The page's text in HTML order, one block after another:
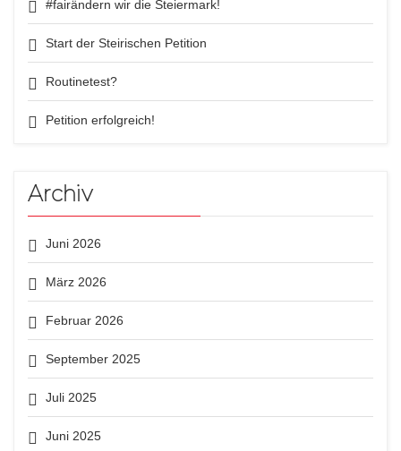
#fairändern wir die Steiermark!
Start der Steirischen Petition
Routinetest?
Petition erfolgreich!
Archiv
Juni 2026
März 2026
Februar 2026
September 2025
Juli 2025
Juni 2025